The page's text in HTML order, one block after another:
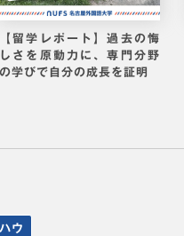
ポート】過去の悔
動力に、専門分野
自分の成長を証明
「キ
学」
ウ